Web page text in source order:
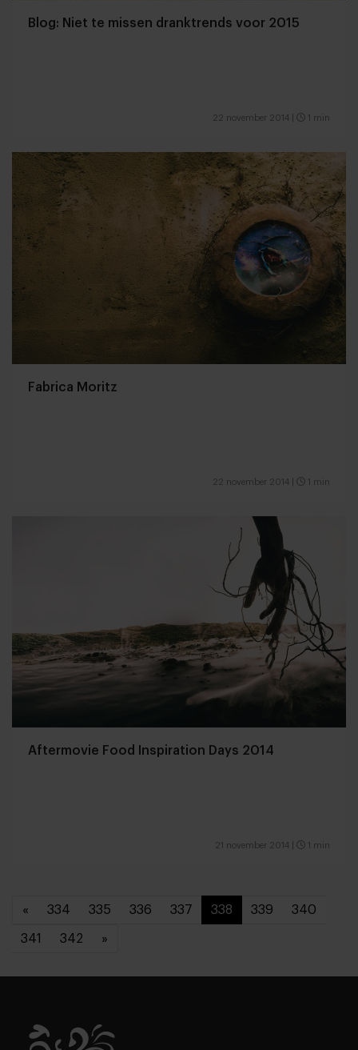
Blog: Niet te missen dranktrends voor 2015
22 november 2014 1 min
Fabrica Moritz
22 november 2014 1 min
Aftermovie Food Inspiration Days 2014
21 november 2014 1 min
« 334 335 336 337 338 339 340
341 342 »